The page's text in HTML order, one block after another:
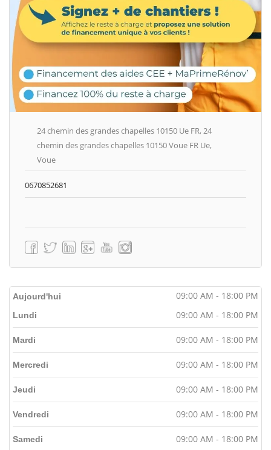
24 chemin des grandes chapelles 10150 Ue FR, 24
chemin des grandes chapelles 10150 Voue FR Ue,
Voue
0670852681
Aujourd'hui 09:00 AM - 18:00 PM
Lundi 09:00 AM - 18:00 PM
Mardi 09:00 AM - 18:00 PM
Mercredi 09:00 AM - 18:00 PM
Jeudi 09:00 AM - 18:00 PM
Vendredi 09:00 AM - 18:00 PM
Samedi 09:00 AM - 18:00 PM